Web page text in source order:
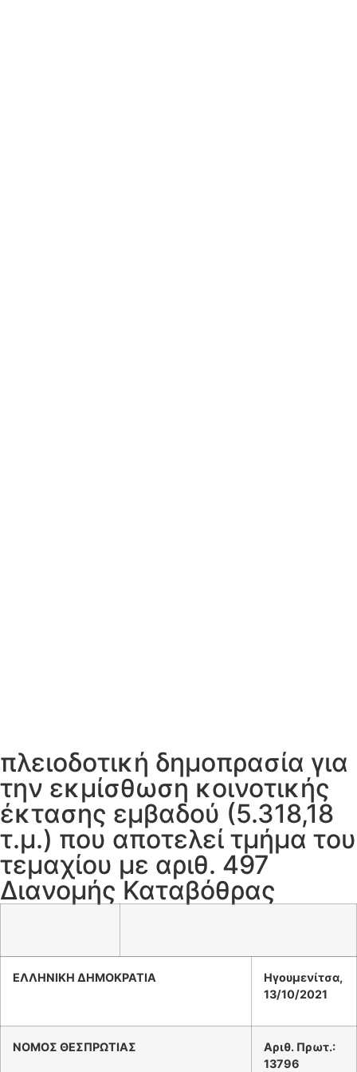
πλειοδοτική δημοπρασία για
την εκμίσθωση κοινοτικής
έκτασης εμβαδού (5.318,18
τ.μ.) που αποτελεί τμήμα του
τεμαχίου με αριθ. 497
Διανομής Καταβόθρας
ΕΛΛΗΝΙΚΗ ΔΗΜΟΚΡΑΤΙΑ
Ηγουμενίτσα,
13/10/2021
ΝΟΜΟΣ ΘΕΣΠΡΩΤΙΑΣ
Αριθ. Πρωτ.:
13796